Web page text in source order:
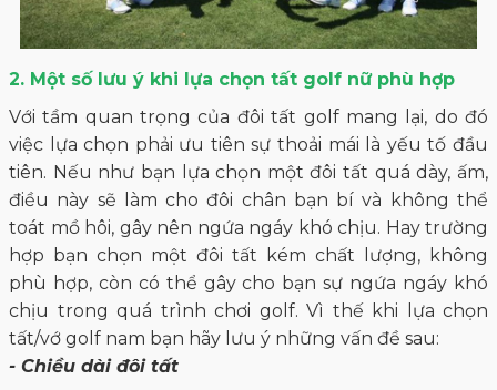
2. Một số lưu ý khi lựa chọn tất golf nữ phù hợp
Với tầm quan trọng của đôi tất golf mang lại, do đó
việc lựa chọn phải ưu tiên sự thoải mái là yếu tố đầu
tiên. Nếu như bạn lựa chọn một đôi tất quá dày, ấm,
điều này sẽ làm cho đôi chân bạn bí và không thể
toát mồ hôi, gây nên ngứa ngáy khó chịu. Hay trường
hợp bạn chọn một đôi tất kém chất lượng, không
phù hợp, còn có thể gây cho bạn sự ngứa ngáy khó
chịu trong quá trình chơi golf. Vì thế khi lựa chọn
tất/vớ golf nam bạn hãy lưu ý những vấn đề sau:
- Chiều dài đôi tất